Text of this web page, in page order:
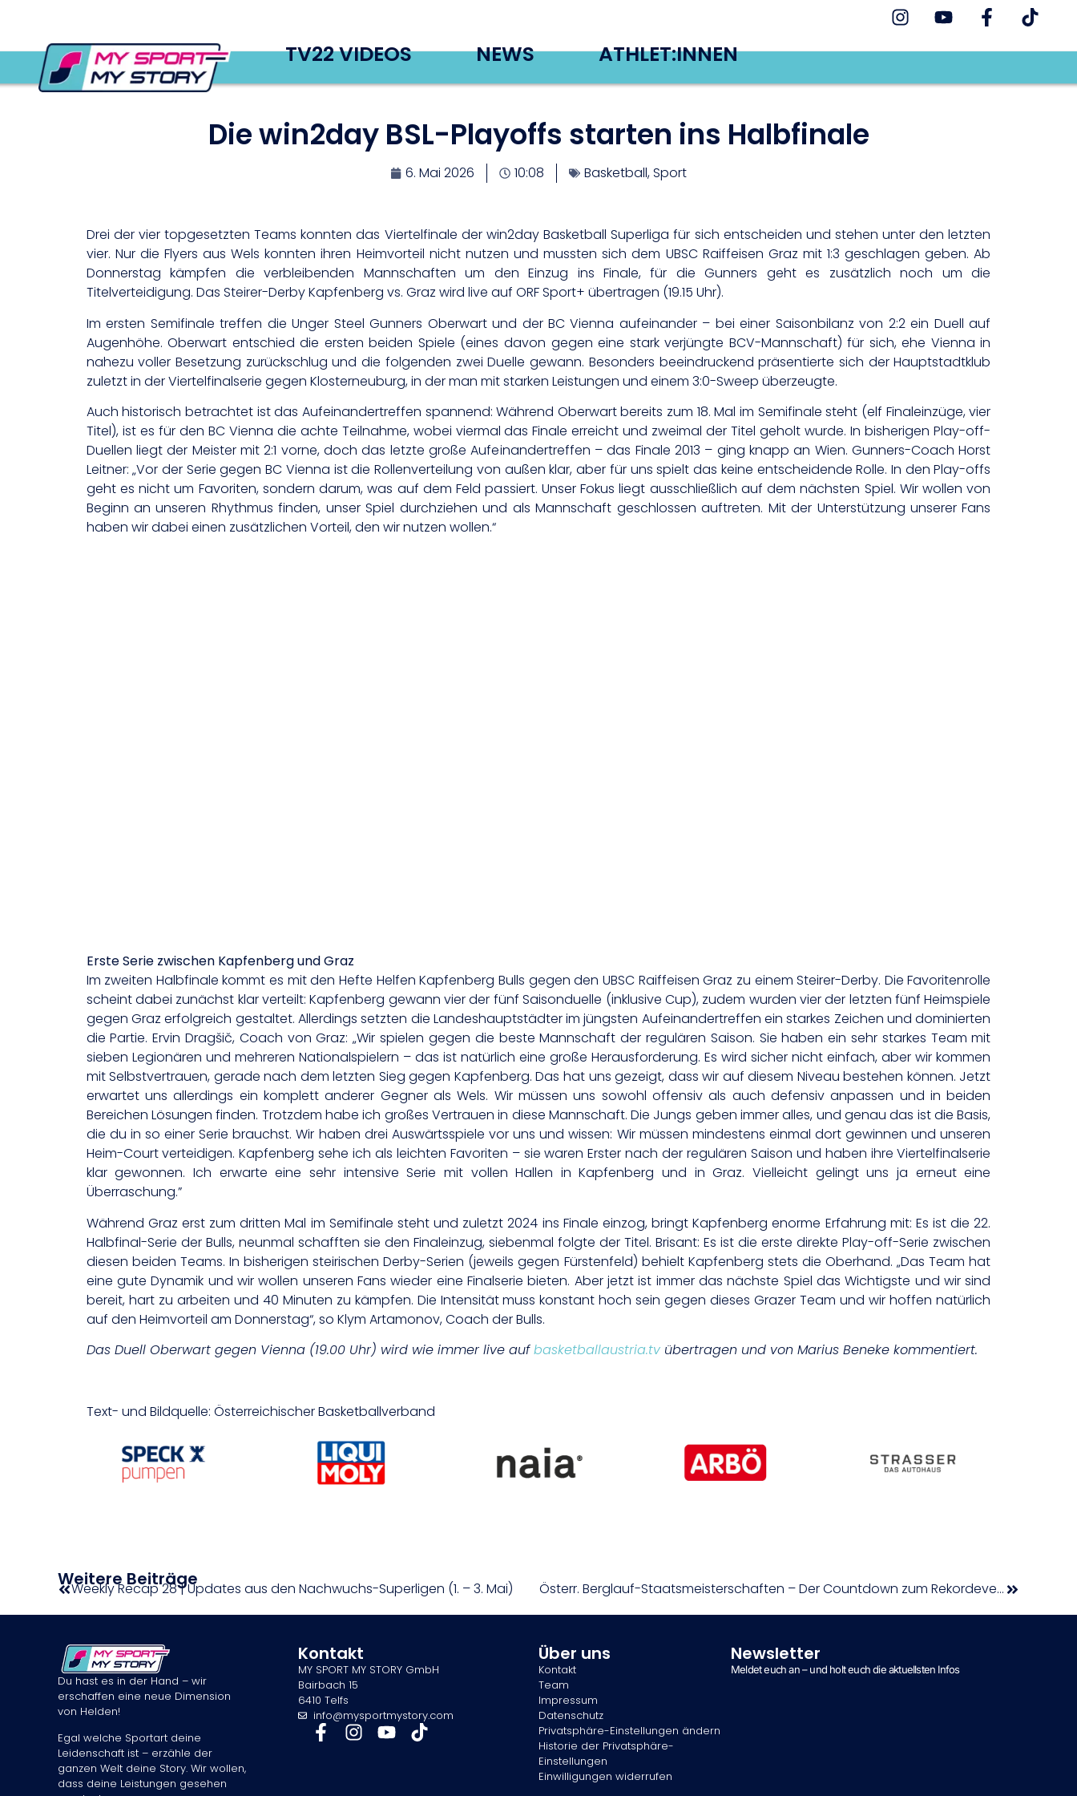
TV22 VIDEOS NEWS ATHLET:INNEN
Die win2day BSL-Playoffs starten ins Halbfinale
6. Mai 2026 10:08 Basketball,Sport
Drei der vier topgesetzten Teams konnten das Viertelfinale der win2day Basketball Superliga für sich entscheiden und stehen unter den letzten
vier. Nur die Flyers aus Wels konnten ihren Heimvorteil nicht nutzen und mussten sich dem UBSC Raiffeisen Graz mit 1:3 geschlagen geben. Ab
Donnerstag kämpfen die verbleibenden Mannschaften um den Einzug ins Finale, für die Gunners geht es zusätzlich noch um die
Titelverteidigung. Das Steirer-Derby Kapfenberg vs. Graz wird live auf ORF Sport+ übertragen (19.15 Uhr).
Im ersten Semifinale treffen die Unger Steel Gunners Oberwart und der BC Vienna aufeinander – bei einer Saisonbilanz von 2:2 ein Duell auf
Augenhöhe. Oberwart entschied die ersten beiden Spiele (eines davon gegen eine stark verjüngte BCV-Mannschaft) für sich, ehe Vienna in
nahezu voller Besetzung zurückschlug und die folgenden zwei Duelle gewann. Besonders beeindruckend präsentierte sich der Hauptstadtklub
zuletzt in der Viertelfinalserie gegen Klosterneuburg, in der man mit starken Leistungen und einem 3:0-Sweep überzeugte.
Auch historisch betrachtet ist das Aufeinandertreffen spannend: Während Oberwart bereits zum 18. Mal im Semifinale steht (elf Finaleinzüge, vier
Titel), ist es für den BC Vienna die achte Teilnahme, wobei viermal das Finale erreicht und zweimal der Titel geholt wurde. In bisherigen Play-off-
Duellen liegt der Meister mit 2:1 vorne, doch das letzte große Aufeinandertreffen – das Finale 2013 – ging knapp an Wien. Gunners-Coach Horst
Leitner: „Vor der Serie gegen BC Vienna ist die Rollenverteilung von außen klar, aber für uns spielt das keine entscheidende Rolle. In den Play-offs
geht es nicht um Favoriten, sondern darum, was auf dem Feld passiert. Unser Fokus liegt ausschließlich auf dem nächsten Spiel. Wir wollen von
Beginn an unseren Rhythmus finden, unser Spiel durchziehen und als Mannschaft geschlossen auftreten. Mit der Unterstützung unserer Fans
haben wir dabei einen zusätzlichen Vorteil, den wir nutzen wollen.“
Erste Serie zwischen Kapfenberg und Graz
Im zweiten Halbfinale kommt es mit den Hefte Helfen Kapfenberg Bulls gegen den UBSC Raiffeisen Graz zu einem Steirer-Derby. Die Favoritenrolle
scheint dabei zunächst klar verteilt: Kapfenberg gewann vier der fünf Saisonduelle (inklusive Cup), zudem wurden vier der letzten fünf Heimspiele
gegen Graz erfolgreich gestaltet. Allerdings setzten die Landeshauptstädter im jüngsten Aufeinandertreffen ein starkes Zeichen und dominierten
die Partie. Ervin Dragšič, Coach von Graz: „Wir spielen gegen die beste Mannschaft der regulären Saison. Sie haben ein sehr starkes Team mit
sieben Legionären und mehreren Nationalspielern – das ist natürlich eine große Herausforderung. Es wird sicher nicht einfach, aber wir kommen
mit Selbstvertrauen, gerade nach dem letzten Sieg gegen Kapfenberg. Das hat uns gezeigt, dass wir auf diesem Niveau bestehen können. Jetzt
erwartet uns allerdings ein komplett anderer Gegner als Wels. Wir müssen uns sowohl offensiv als auch defensiv anpassen und in beiden
Bereichen Lösungen finden. Trotzdem habe ich großes Vertrauen in diese Mannschaft. Die Jungs geben immer alles, und genau das ist die Basis,
die du in so einer Serie brauchst. Wir haben drei Auswärtsspiele vor uns und wissen: Wir müssen mindestens einmal dort gewinnen und unseren
Heim-Court verteidigen. Kapfenberg sehe ich als leichten Favoriten – sie waren Erster nach der regulären Saison und haben ihre Viertelfinalserie
klar gewonnen. Ich erwarte eine sehr intensive Serie mit vollen Hallen in Kapfenberg und in Graz. Vielleicht gelingt uns ja erneut eine
Überraschung.”
Während Graz erst zum dritten Mal im Semifinale steht und zuletzt 2024 ins Finale einzog, bringt Kapfenberg enorme Erfahrung mit: Es ist die 22.
Halbfinal-Serie der Bulls, neunmal schafften sie den Finaleinzug, siebenmal folgte der Titel. Brisant: Es ist die erste direkte Play-off-Serie zwischen
diesen beiden Teams. In bisherigen steirischen Derby-Serien (jeweils gegen Fürstenfeld) behielt Kapfenberg stets die Oberhand. „Das Team hat
eine gute Dynamik und wir wollen unseren Fans wieder eine Finalserie bieten. Aber jetzt ist immer das nächste Spiel das Wichtigste und wir sind
bereit, hart zu arbeiten und 40 Minuten zu kämpfen. Die Intensität muss konstant hoch sein gegen dieses Grazer Team und wir hoffen natürlich
auf den Heimvorteil am Donnerstag“, so Klym Artamonov, Coach der Bulls.
Das Duell Oberwart gegen Vienna (19.00 Uhr) wird wie immer live aufbasketballaustria.tvübertragen und von Marius Beneke kommentiert.
Text- und Bildquelle: Österreichischer Basketballverband
Weitere Beiträge
Weekly Recap 28 | Updates aus den Nachwuchs-Superligen (1. – 3. Mai) Österr. Berglauf-Staatsmeisterschaften – Der Countdown zum Rekordevent läuft
Du hast es in der Hand – wir
erschaffen eine neue Dimension
von Helden!
Egal welche Sportart deine
Leidenschaft ist – erzähle der
ganzen Welt deine Story. Wir wollen,
dass deine Leistungen gesehen
Kontakt
MY SPORT MY STORY GmbH
Bairbach 15
6410 Telfs
info@mysportmystory.com
Über uns
Kontakt
Team
Impressum
Datenschutz
Privatsphäre-Einstellungen ändern
Historie der Privatsphäre-
Einstellungen
Einwilligungen widerrufen
Newsletter
Meldet euch an – und holt euch die aktuellsten Infos